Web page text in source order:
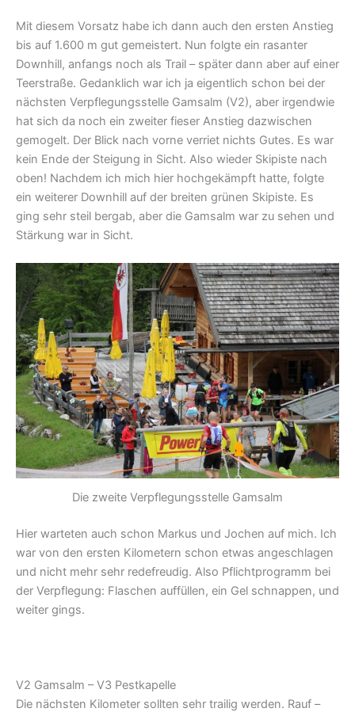
Mit diesem Vorsatz habe ich dann auch den ersten Anstieg
bis auf 1.600 m gut gemeistert. Nun folgte ein rasanter
Downhill, anfangs noch als Trail – später dann aber auf einer
Teerstraße. Gedanklich war ich ja eigentlich schon bei der
nächsten Verpflegungsstelle Gamsalm (V2), aber irgendwie
hat sich da noch ein zweiter fieser Anstieg dazwischen
gemogelt. Der Blick nach vorne verriet nichts Gutes. Es war
kein Ende der Steigung in Sicht. Also wieder Skipiste nach
oben! Nachdem ich mich hier hochgekämpft hatte, folgte
ein weiterer Downhill auf der breiten grünen Skipiste. Es
ging sehr steil bergab, aber die Gamsalm war zu sehen und
Stärkung war in Sicht.
Die zweite Verpflegungsstelle Gamsalm
Hier warteten auch schon Markus und Jochen auf mich. Ich
war von den ersten Kilometern schon etwas angeschlagen
und nicht mehr sehr redefreudig. Also Pflichtprogramm bei
der Verpflegung: Flaschen auffüllen, ein Gel schnappen, und
weiter gings.
V2 Gamsalm – V3 Pestkapelle
Die nächsten Kilometer sollten sehr trailig werden. Rauf –